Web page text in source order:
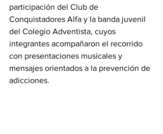
participación del Club de
Conquistadores Alfa y la banda juvenil
del Colegio Adventista, cuyos
integrantes acompañaron el recorrido
con presentaciones musicales y
mensajes orientados a la prevención de
adicciones.